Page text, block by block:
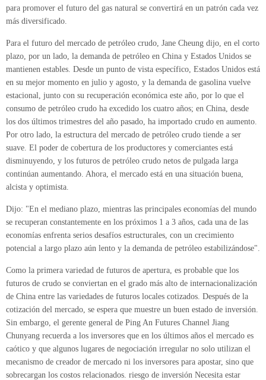
para promover el futuro del gas natural se convertirá en un patrón cada vez
más diversificado.
Para el futuro del mercado de petróleo crudo, Jane Cheung dijo, en el corto
plazo, por un lado, la demanda de petróleo en China y Estados Unidos se
mantienen estables. Desde un punto de vista específico, Estados Unidos está
en su mejor momento en julio y agosto, y la demanda de gasolina vuelve
estacional, junto con su recuperación económica este año, por lo que el
consumo de petróleo crudo ha excedido los cuatro años; en China, desde
los dos últimos trimestres del año pasado, ha importado crudo en aumento.
Por otro lado, la estructura del mercado de petróleo crudo tiende a ser
suave. El poder de cobertura de los productores y comerciantes está
disminuyendo, y los futuros de petróleo crudo netos de pulgada larga
continúan aumentando. Ahora, el mercado está en una situación buena,
alcista y optimista.
Dijo: "En el mediano plazo, mientras las principales economías del mundo
se recuperan constantemente en los próximos 1 a 3 años, cada una de las
economías enfrenta serios desafíos estructurales, con un crecimiento
potencial a largo plazo aún lento y la demanda de petróleo estabilizándose".
Como la primera variedad de futuros de apertura, es probable que los
futuros de crudo se conviertan en el grado más alto de internacionalización
de China entre las variedades de futuros locales cotizados. Después de la
cotización del mercado, se espera que muestre un buen estado de inversión.
Sin embargo, el gerente general de Ping An Futures Channel Jiang
Chunyang recuerda a los inversores que en los últimos años el mercado es
caótico y que algunos lugares de negociación irregular no solo utilizan el
mecanismo de creador de mercado ni los inversores para apostar, sino que
sobrecargan los costos relacionados. riesgo de inversión Necesita estar